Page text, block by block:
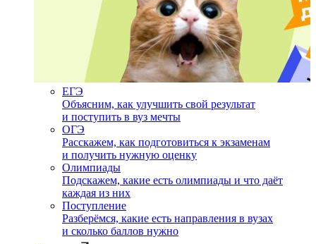
ЕГЭ
Объясним, как улучшить свой результат
и поступить в вуз мечты
ОГЭ
Расскажем, как подготовиться к экзаменам
и получить нужную оценку
Олимпиады
Подскажем, какие есть олимпиады и что даёт
каждая из них
Поступление
Разберёмся, какие есть направления в вузах
и сколько баллов нужно